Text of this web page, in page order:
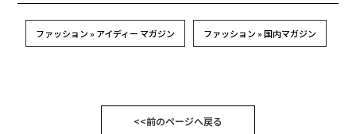
ファッション » アイディー マガジン ファッション » 国内マガジン
<<前のページへ戻る